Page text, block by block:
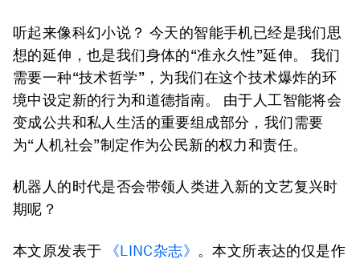
听起来像科幻小说？ 今天的智能手机已经是我们思
想的延伸，也是我们身体的“准永久性”延伸。 我们
需要一种“技术哲学”，为我们在这个技术爆炸的环
境中设定新的行为和道德指南。 由于人工智能将会
变成公共和私人生活的重要组成部分，我们需要
为“人机社会”制定作为公民新的权力和责任。
机器人的时代是否会带领人类进入新的文艺复兴时
期呢？
本文原发表于 《LINC杂志》 。本文所表达的仅是作